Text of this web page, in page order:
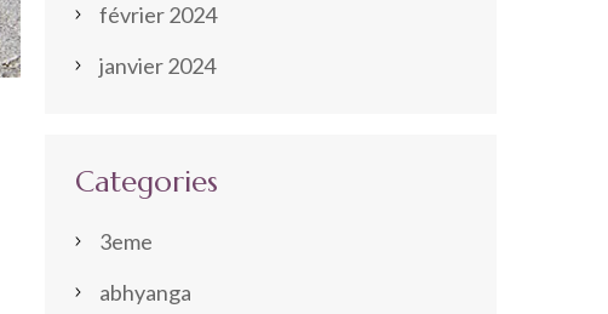
février 2024
janvier 2024
Categories
3eme
abhyanga